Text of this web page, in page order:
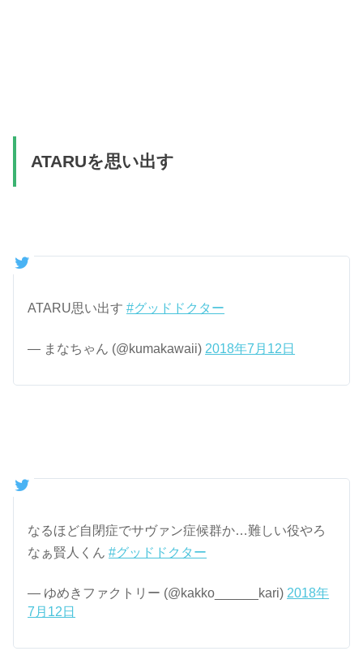
ATARUを思い出す
ATARU思い出す#グッドドクター
— まなちゃん (@kumakawaii) 2018年7月12日
なるほど自閉症でサヴァン症候群か…難しい役やろ
なぁ賢人くん#グッドドクター
— ゆめきファクトリー (@kakko______kari) 2018年
7月12日